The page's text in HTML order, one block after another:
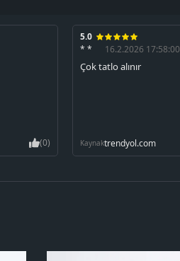
(0)
5.0
* *
16.2.2026 17:58:00
Çok tatlo alınır
Kaynaktrendyol.com